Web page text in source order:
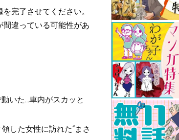
完了させてください。
違っている可能性があ
いた...車内がスカッと
した女性に訪れた“まさ